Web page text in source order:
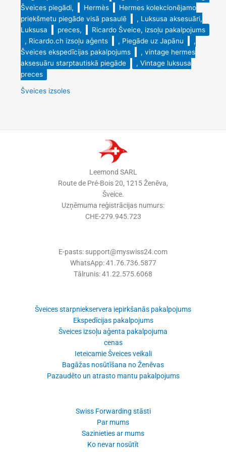
Šveices piegādi,
Hermès
Hermes kolekcionējamo
priekšmetu piegāde visā pasaulē
, Luksusa aksesuāri,
Luksusa
preces,
Ricardo Šveice, izsoļu pakalpojums
, Ricardo.ch izsoļu aģents
, Piegāde uz Japānu
,
Šveices ekspedīcijas pakalpojums
, vintage hermes
aksesuāru starptautiskā piegāde
, Vintage luksusa
preces
Šveices izsoles
Leemond SARL
Route de Pré-Bois 20, 1215 Ženēva,
Šveice.
Uzņēmuma reģistrācijas numurs:
CHE-279.945.723
E-pasts: support@myswiss24.com
WhatsApp: 41.76.736.5877
Tālrunis: 41.22.575.6068
Šveices starpniekservera iepirkšanās pakalpojums
Ekspedīcijas pakalpojums
Šveices izsoļu aģenta pakalpojuma
cenas
Ieteicamie Šveices veikali
Bagāžas nosūtīšana no Ženēvas
Pazaudēto un atrasto mantu pakalpojums
Swiss Forwarding stāsti
Par mums
Sazinieties ar mums
Ko nevar nosūtīt